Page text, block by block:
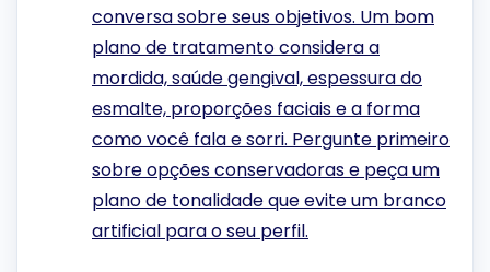
conversa sobre seus objetivos. Um bom
plano de tratamento considera a
mordida, saúde gengival, espessura do
esmalte, proporções faciais e a forma
como você fala e sorri. Pergunte primeiro
sobre opções conservadoras e peça um
plano de tonalidade que evite um branco
artificial para o seu perfil.